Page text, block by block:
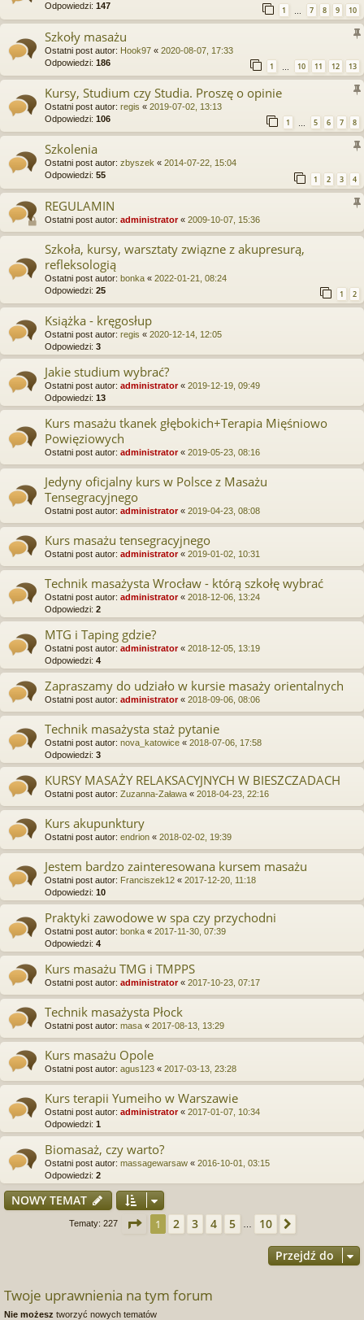
Odpowiedzi: 147 1 7 8 9 10
Szkoły masażu
Ostatni post autor: Hook97 « 2020-08-07, 17:33
Odpowiedzi: 186 1 … 10 11 12 13
Kursy, Studium czy Studia. Proszę o opinie
Ostatni post autor: regis « 2019-07-02, 13:13
Odpowiedzi: 106 1 … 5 6 7 8
Szkolenia
Ostatni post autor: zbyszek « 2014-07-22, 15:04
Odpowiedzi: 55 1 2 3 4
REGULAMIN
Ostatni post autor: administrator« 2009-10-07, 15:36
Szkoła, kursy, warsztaty związne z akupresurą,
refleksologią
Ostatni post autor: bonka « 2022-01-21, 08:24
Odpowiedzi: 25 1 2
Książka - kręgosłup
Ostatni post autor: regis « 2020-12-14, 12:05
Odpowiedzi: 3
Jakie studium wybrać?
Ostatni post autor: administrator« 2019-12-19, 09:49
Odpowiedzi: 13
Kurs masażu tkanek głębokich+Terapia Mięśniowo
Powięziowych
Ostatni post autor: administrator« 2019-05-23, 08:16
Jedyny oficjalny kurs w Polsce z Masażu
Tensegracyjnego
Ostatni post autor: administrator« 2019-04-23, 08:08
Kurs masażu tensegracyjnego
Ostatni post autor: administrator« 2019-01-02, 10:31
Technik masażysta Wrocław - którą szkołę wybrać
Ostatni post autor: administrator« 2018-12-06, 13:24
Odpowiedzi: 2
MTG i Taping gdzie?
Ostatni post autor: administrator« 2018-12-05, 13:19
Odpowiedzi: 4
Zapraszamy do udziało w kursie masaży orientalnych
Ostatni post autor: administrator« 2018-09-06, 08:06
Technik masażysta staż pytanie
Ostatni post autor: nova_katowice « 2018-07-06, 17:58
Odpowiedzi: 3
KURSY MASAŻY RELAKSACYJNYCH W BIESZCZADACH
Ostatni post autor: Zuzanna-Zaława « 2018-04-23, 22:16
Kurs akupunktury
Ostatni post autor: endrion « 2018-02-02, 19:39
Jestem bardzo zainteresowana kursem masażu
Ostatni post autor: Franciszek12 « 2017-12-20, 11:18
Odpowiedzi: 10
Praktyki zawodowe w spa czy przychodni
Ostatni post autor: bonka « 2017-11-30, 07:39
Odpowiedzi: 4
Kurs masażu TMG i TMPPS
Ostatni post autor: administrator« 2017-10-23, 07:17
Technik masażysta Płock
Ostatni post autor: masa « 2017-08-13, 13:29
Kurs masażu Opole
Ostatni post autor: agus123 « 2017-03-13, 23:28
Kurs terapii Yumeiho w Warszawie
Ostatni post autor: administrator« 2017-01-07, 10:34
Odpowiedzi: 1
Biomasaż, czy warto?
Ostatni post autor: massagewarsaw « 2016-10-01, 03:15
Odpowiedzi: 2
NOWY TEMAT
Tematy: 227 Strona z 10
1 2 3 4 5 10
Przejdź do
Twoje uprawnienia na tym forum
Nie możesz tworzyć nowych tematów